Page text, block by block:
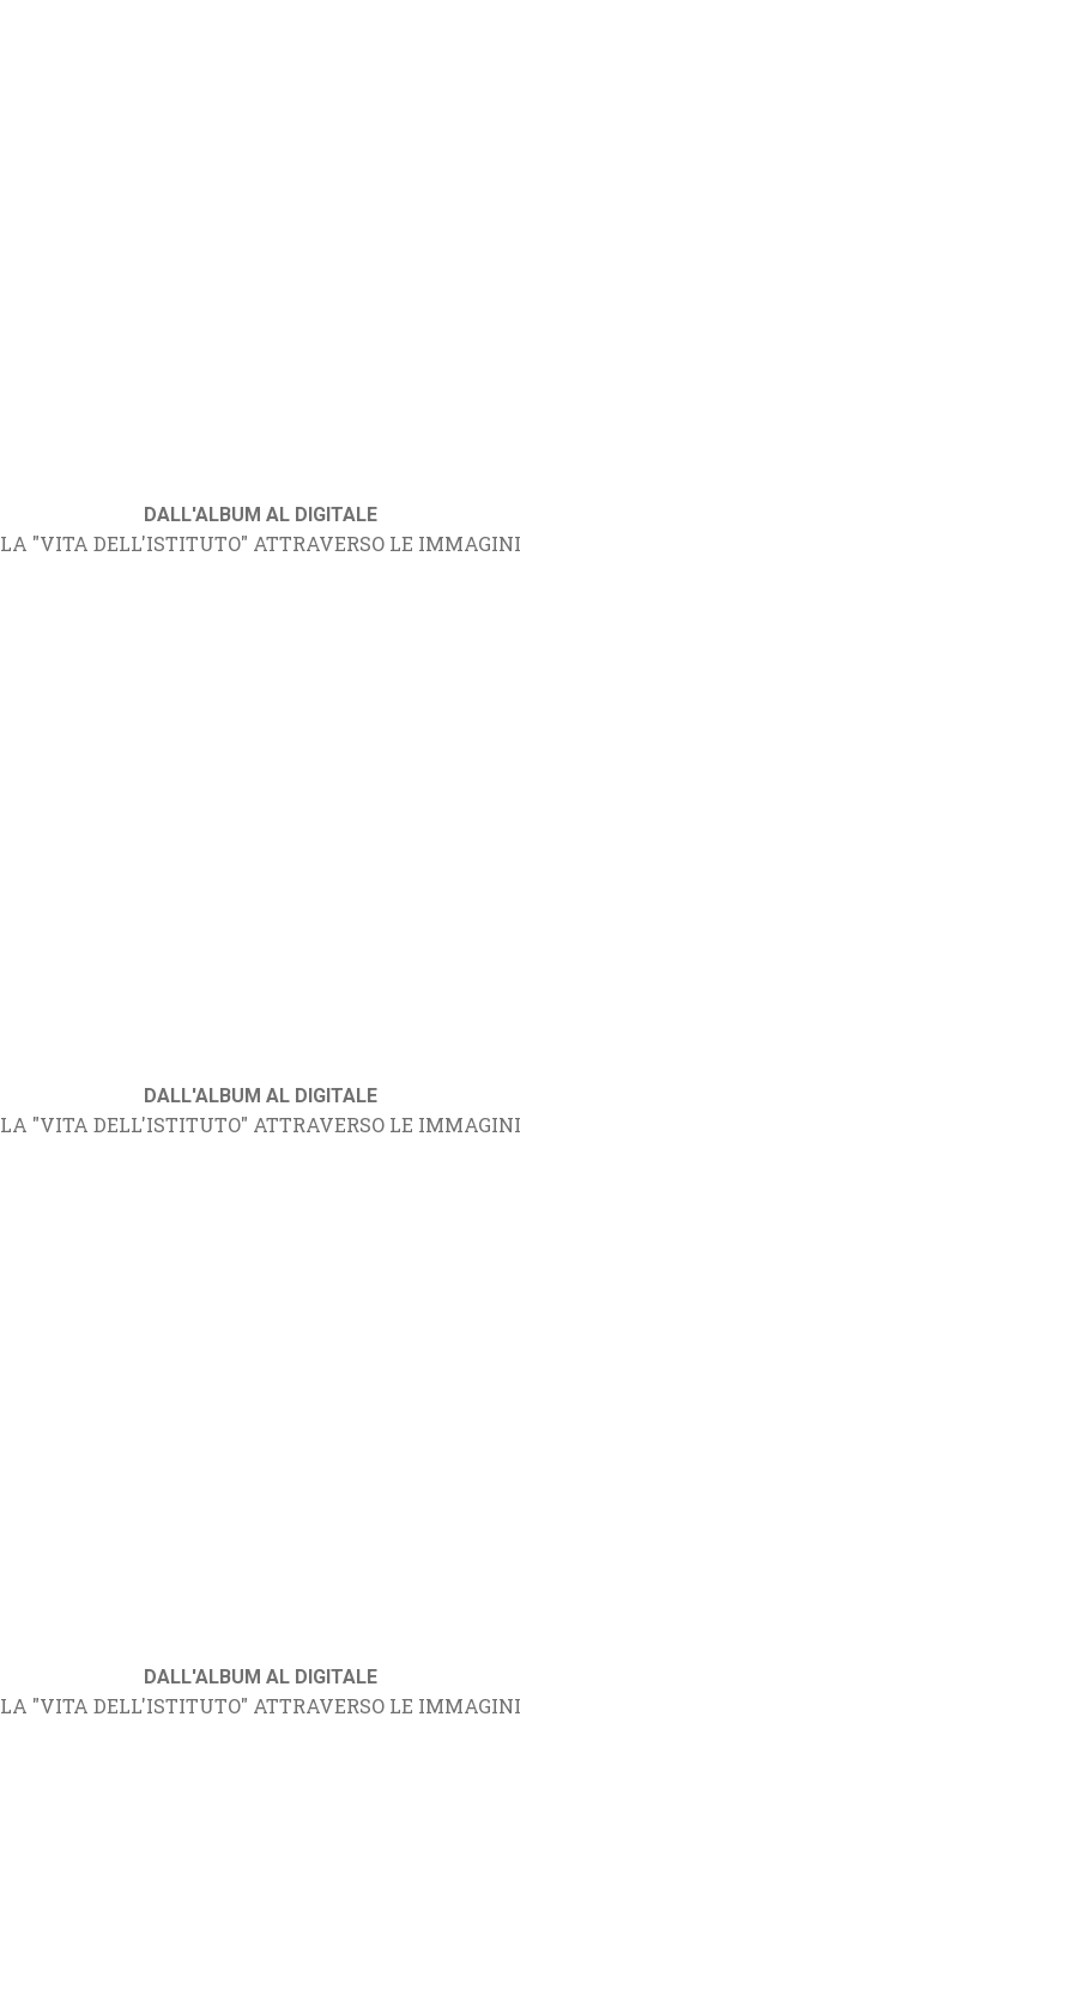
DALL'ALBUM AL DIGITALE
LA "VITA DELL'ISTITUTO" ATTRAVERSO LE IMMAGINI
DALL'ALBUM AL DIGITALE
LA "VITA DELL'ISTITUTO" ATTRAVERSO LE IMMAGINI
DALL'ALBUM AL DIGITALE
LA "VITA DELL'ISTITUTO" ATTRAVERSO LE IMMAGINI